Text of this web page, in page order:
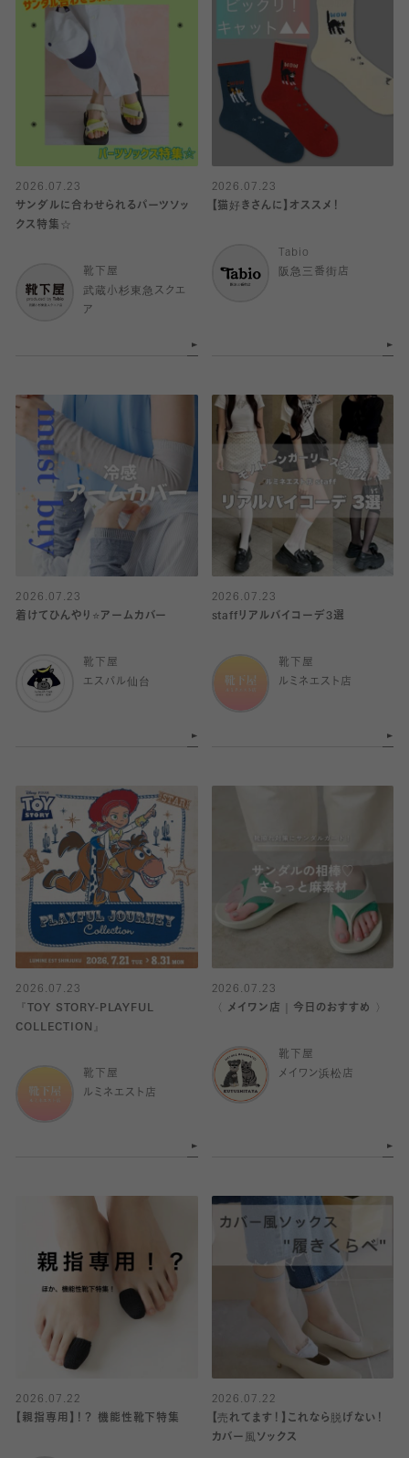
2026.07.23
サンダルに合わせられるパーツソッ
クス特集☆
靴下屋
武蔵小杉東急スクエ
ア
2026.07.23
【猫好きさんに】オススメ！
Tabio
阪急三番街店
2026.07.23
着けてひんやり⭐️アームカバー
靴下屋
エスパル仙台
2026.07.23
staffリアルバイコーデ3選
靴下屋
ルミネエスト店
2026.07.23
『TOY STORY-PLAYFUL
COLLECTION』
靴下屋
ルミネエスト店
2026.07.23
〈 メイワン店｜今日のおすすめ 〉
靴下屋
メイワン浜松店
2026.07.22
【親指専用】！？ 機能性靴下特集
2026.07.22
【売れてます！】これなら脱げない！
カバー風ソックス